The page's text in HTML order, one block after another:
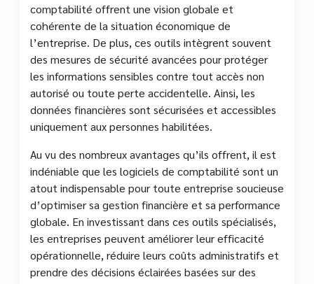
comptabilité offrent une vision globale et
cohérente de la situation économique de
l’entreprise. De plus, ces outils intègrent souvent
des mesures de sécurité avancées pour protéger
les informations sensibles contre tout accès non
autorisé ou toute perte accidentelle. Ainsi, les
données financières sont sécurisées et accessibles
uniquement aux personnes habilitées.
Au vu des nombreux avantages qu’ils offrent, il est
indéniable que les logiciels de comptabilité sont un
atout indispensable pour toute entreprise soucieuse
d’optimiser sa gestion financière et sa performance
globale. En investissant dans ces outils spécialisés,
les entreprises peuvent améliorer leur efficacité
opérationnelle, réduire leurs coûts administratifs et
prendre des décisions éclairées basées sur des